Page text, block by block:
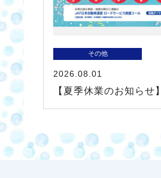
その他
2026.08.01
【夏季休業のお知らせ】